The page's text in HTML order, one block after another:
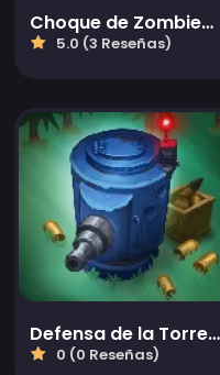
Choque de Zombies 3d
5.0 (3 Reseñas)
Defensa de la Torre contra Zombies
0 (0 Reseñas)